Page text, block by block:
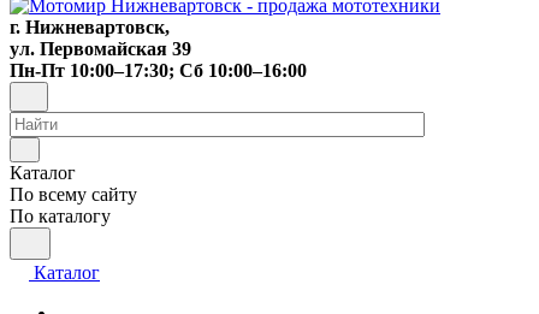
г. Нижневартовск,
ул. Первомайская 39
Пн-Пт 10:00–17:30; Сб 10:00–16:00
Каталог
По всему сайту
По каталогу
Каталог